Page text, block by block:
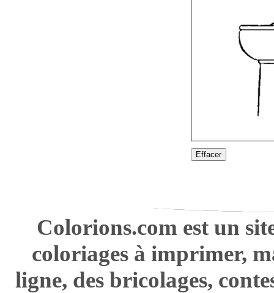
Effacer
Colorions.com est un
coloriages à imprimer,
ligne, des bricolages,